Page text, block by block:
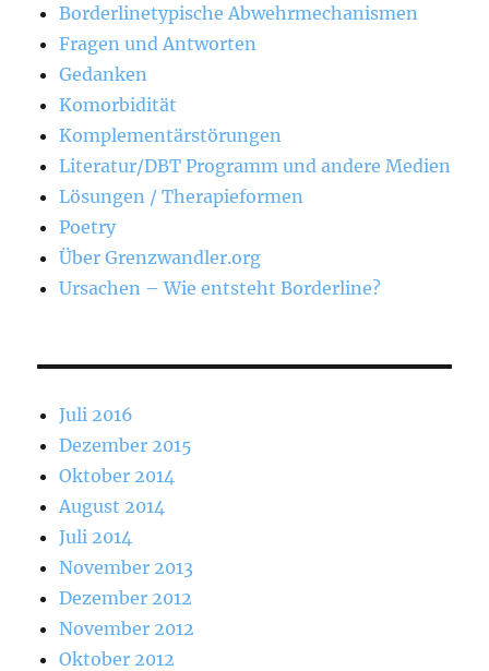
Borderlinetypische Abwehrmechanismen
Fragen und Antworten
Gedanken
Komorbidität
Komplementärstörungen
Literatur/DBT Programm und andere Medien
Lösungen / Therapieformen
Poetry
Über Grenzwandler.org
Ursachen – Wie entsteht Borderline?
Juli 2016
Dezember 2015
Oktober 2014
August 2014
Juli 2014
November 2013
Dezember 2012
November 2012
Oktober 2012